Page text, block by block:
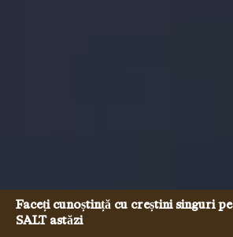
Faceți cunoștință cu creștini singuri pe
SALT astăzi